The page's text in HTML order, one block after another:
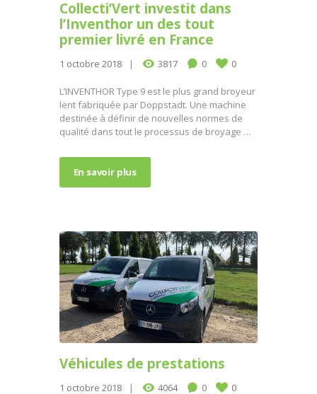
Collecti’Vert investit dans
l’Inventhor un des tout
premier livré en France
1 octobre 2018 3817 0 0
L’INVENTHOR Type 9 est le plus grand broyeur
lent fabriquée par Doppstadt. Une machine
destinée à définir de nouvelles normes de
qualité dans tout le processus de broyage …
En savoir plus
Véhicules de prestations
1 octobre 2018 4064 0 0